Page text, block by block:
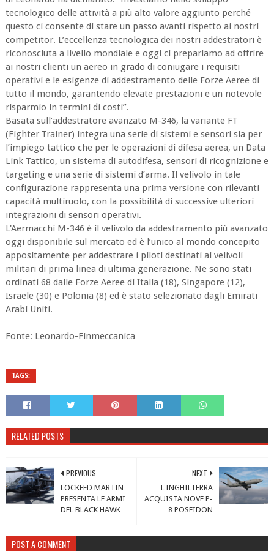
tecnologico delle attività a più alto valore aggiunto perché
questo ci consente di stare un passo avanti rispetto ai nostri
competitor. L’eccellenza tecnologica dei nostri addestratori è
riconosciuta a livello mondiale e oggi ci prepariamo ad offrire
ai nostri clienti un aereo in grado di coniugare i requisiti
operativi e le esigenze di addestramento delle Forze Aeree di
tutto il mondo, garantendo elevate prestazioni e un notevole
risparmio in termini di costi”.
Basata sull’addestratore avanzato M-346, la variante FT
(Fighter Trainer) integra una serie di sistemi e sensori sia per
l’impiego tattico che per le operazioni di difesa aerea, un Data
Link Tattico, un sistema di autodifesa, sensori di ricognizione e
targeting e una serie di sistemi d’arma. Il velivolo in tale
configurazione rappresenta una prima versione con rilevanti
capacità multiruolo, con la possibilità di successive ulteriori
integrazioni di sensori operativi.
L'Aermacchi M-346 è il velivolo da addestramento più avanzato
oggi disponibile sul mercato ed è l’unico al mondo concepito
appositamente per addestrare i piloti destinati ai velivoli
militari di prima linea di ultima generazione. Ne sono stati
ordinati 68 dalle Forze Aeree di Italia (18), Singapore (12),
Israele (30) e Polonia (8) ed è stato selezionato dagli Emirati
Arabi Uniti.
Fonte: Leonardo-Finmeccanica
TAGS:
RELATED POSTS
NEXT
L'INGHILTERRA
ACQUISTA NOVE P-
8 POSEIDON
PREVIOUS
LOCKEED MARTIN
PRESENTA LE ARMI
DEL BLACK HAWK
POST A COMMENT